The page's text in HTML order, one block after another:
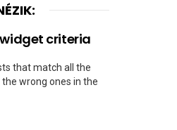
criteria
that match all the
wrong ones in the